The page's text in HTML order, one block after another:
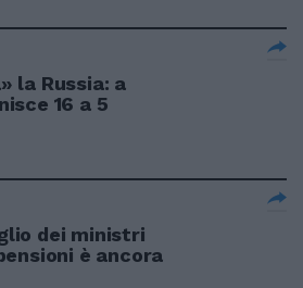
la Russia: a
16 a 5
dei ministri
è ancora